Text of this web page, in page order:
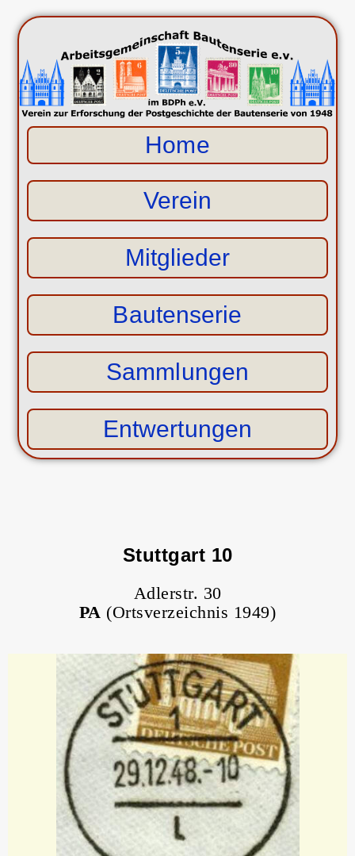
Home
Verein
Mitglieder
Bautenserie
Sammlungen
Entwertungen
Stuttgart 10
Adlerstr. 30
PA (Ortsverzeichnis 1949)